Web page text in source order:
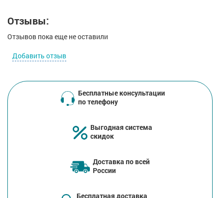
Отзывы:
Отзывов пока еще не оставили
Добавить отзыв
Бесплатные консультации
по телефону
Выгодная система
скидок
Доставка по всей
России
Бесплатная доставка